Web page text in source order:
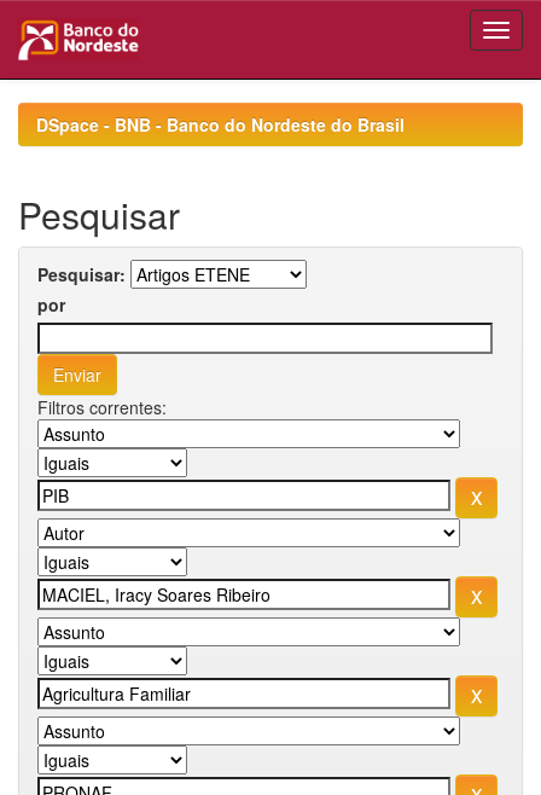
navigationDSpace - BNB - Banco do Nordeste do Brasil
Pesquisar
Pesquisar:
por
Filtros correntes: